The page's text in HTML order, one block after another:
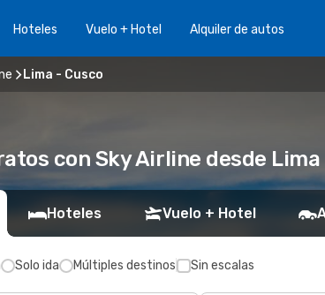
Hoteles Vuelo + Hotel Alquiler de autos
Lima - Cusco
con Sky Airline desde
Hoteles Vuelo + Hotel
Solo ida Múltiples destinos Sin escalas